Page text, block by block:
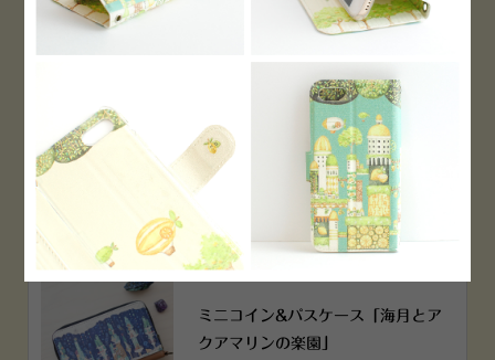
空想街雑貨店《吉祥寺本店》４月２
５日OPEN!
ミニコイン&パスケース「海月とア
クアマリンの楽園」